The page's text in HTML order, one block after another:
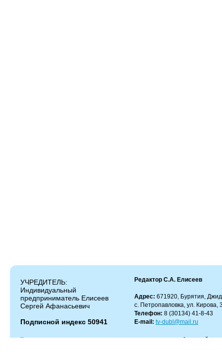
УЧРЕДИТЕЛЬ:
Индивидуальный
предприниматель Елисеев
Сергей Афанасьевич
Подписной индекс 50941
Редактор С.А. Елисеев
Адрес: 671920, Бурятия,
с. Петропавловка, ул. Кирова,
Телефон: 8 (30134) 41-8-43
E-mail: tv-dubl@mail.ru
Копирование и цитирование материалов разрешено только с работающей